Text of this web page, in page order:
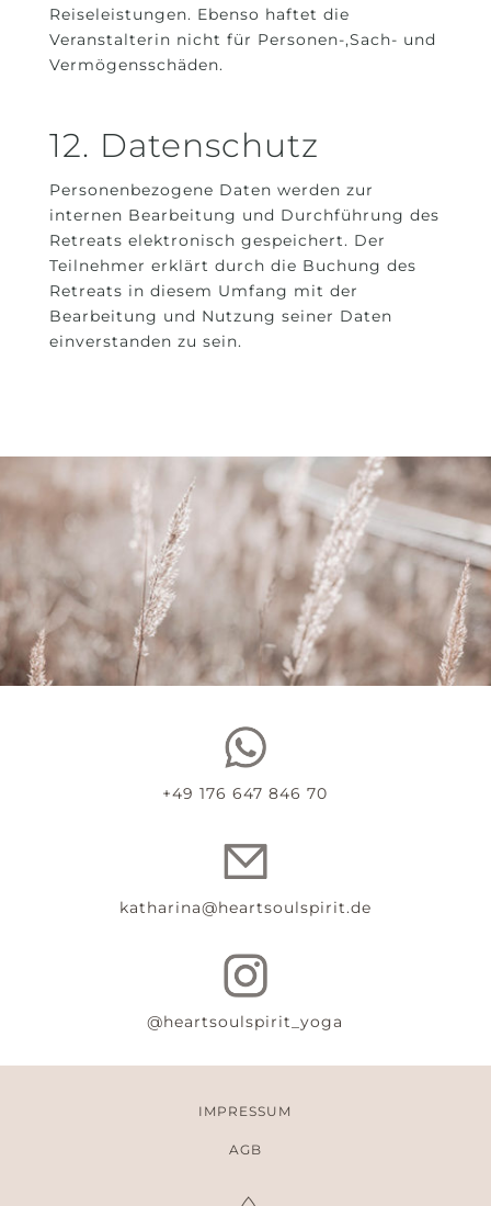
Reiseleistungen. Ebenso haftet die
Veranstalterin nicht für Personen-,Sach- und
Vermögensschäden.
12. Datenschutz
Personenbezogene Daten werden zur
internen Bearbeitung und Durchführung des
Retreats elektronisch gespeichert. Der
Teilnehmer erklärt durch die Buchung des
Retreats in diesem Umfang mit der
Bearbeitung und Nutzung seiner Daten
einverstanden zu sein.
+49 176 647 846 70
katharina@heartsoulspirit.de
@heartsoulspirit_yoga
IMPRESSUM
AGB